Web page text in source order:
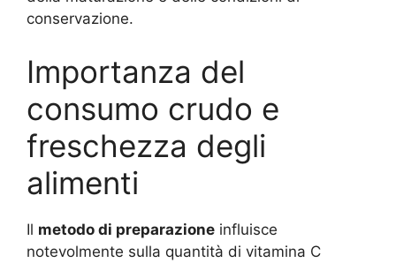
conservazione.
Importanza del
consumo crudo e
freschezza degli
alimenti
Il metodo di preparazione influisce
notevolmente sulla quantità di vitamina C